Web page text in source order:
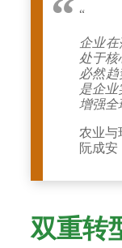
“
企业
处于核
必然
是企
增强全
农业与
阮成安
双重